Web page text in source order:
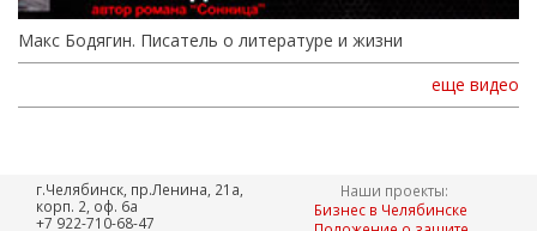
Макс Бодягин. Писатель о литературе и жизни
еще видео
г.Челябинск, пр.Ленина, 21а,
корп. 2, оф. 6а
+7 922-710-68-47
Наши проекты:
Бизнес в Челябинске